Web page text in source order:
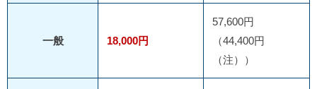
一般 18,000円
57,600円
（44,400円
（注））